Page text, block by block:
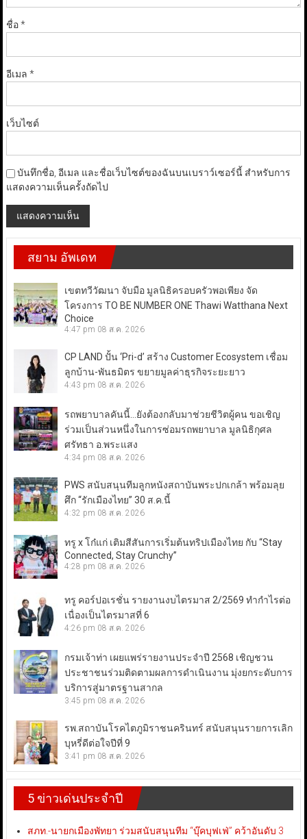
ชื่อ*
อีเมล *
เว็บไซต์
บันทึกชื่อ, อีเมล และชื่อเว็บไซต์ของฉันบนเบราว์เซอร์นี้ สำหรับการ
แสดงความเห็นครั้งถัดไป
สยาม อัพเดท
เขตทวีวัฒนา จับมือ มูลนิธิครอบครัวพอเพียง จัด
โครงการ TO BE NUMBER ONE Thawi Watthana Next
Choice
4:47 pm 08 ส.ค. 2026
CP LAND ปั้น ‘Pri-d’ สร้าง Customer Ecosystem เชื่อม
ลูกบ้าน-พันธมิตร ขยายมูลค่าธุรกิจระยะยาว
4:43 pm 08 ส.ค. 2026
รถพยาบาลคันนี้…ยังต้องกลับมาช่วยชีวิตผู้คน ขอเชิญ
ร่วมเป็นส่วนหนึ่งในการซ่อมรถพยาบาล มูลนิธิกุศล
ศรัทธา อ.พระแสง
4:34 pm 08 ส.ค. 2026
PWS สนับสนุนทีมลูกหนังสถาบันพระปกเกล้า พร้อมลุย
ศึก “รักเมืองไทย” 30 ส.ค.นี้
4:32 pm 08 ส.ค. 2026
ทรู x โก๋แก่ เติมสีสันการเริ่มต้นทริปเมืองไทย กับ “Stay
Connected, Stay Crunchy”
4:28 pm 08 ส.ค. 2026
ทรู คอร์ปอเรชั่น รายงานงบไตรมาส 2/2569 ทำกำไรต่อ
เนื่องเป็นไตรมาสที่ 6
4:26 pm 08 ส.ค. 2026
กรมเจ้าท่า เผยแพร่รายงานประจำปี 2568 เชิญชวน
ประชาชนร่วมติดตามผลการดำเนินงาน มุ่งยกระดับการ
บริการสู่มาตรฐานสากล
3:45 pm 08 ส.ค. 2026
รพ.สถาบันโรคไตภูมิราชนครินทร์ สนับสนุนรายการเลิก
บุหรี่ดีต่อใจปีที่ 9
3:41 pm 08 ส.ค. 2026
5 ข่าวเด่นประจำปี
สภท.-นายกเมืองพัทยา ร่วมสนับสนุนทีม “บุ๊คบุฟเฟ่” คว้าอันดับ 3